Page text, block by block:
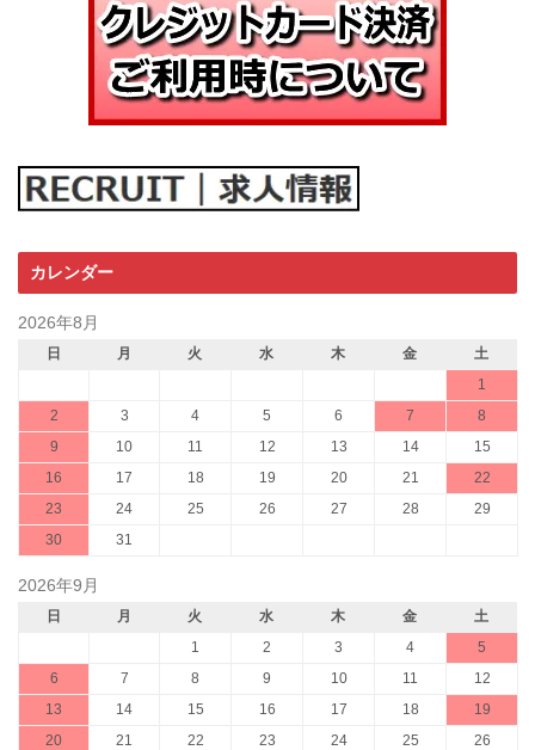
カレンダー
2026年8月
日 月 火 水 木 金
土
1
2
3 4 5 6 7
8
9
10 11 12 13 14
15
16
17 18 19 20 21
22
23
24 25 26 27 28
29
30
31
2026年9月
日 月 火 水 木 金
土
1
2 3 4
5
6
7 8 9 10 11
12
13
14 15 16 17 18
19
20
21 22 23 24 25 26